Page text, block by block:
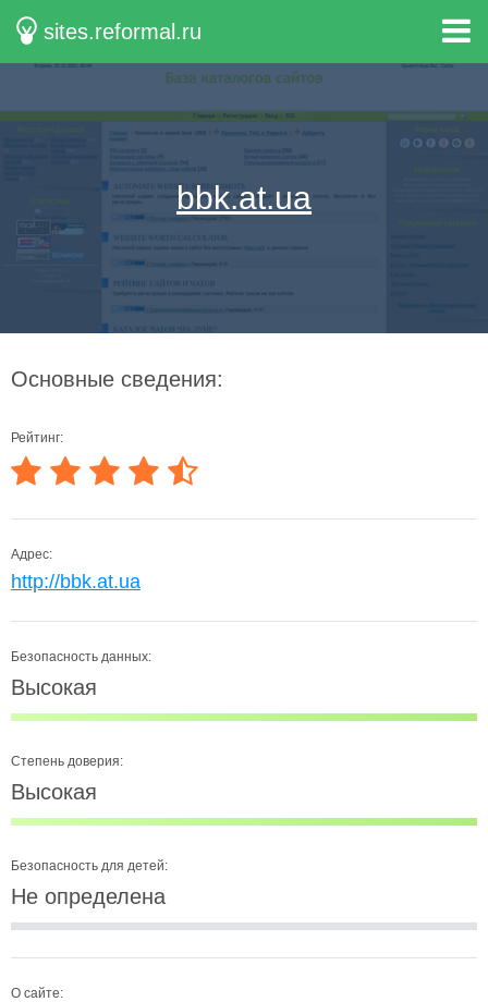
sites.reformal.ru
bbk.at.ua
Основные сведения:
Рейтинг:
Адрес:
http://bbk.at.ua
Безопасность данных:
Высокая
Степень доверия:
Высокая
Безопасность для детей:
Не определена
О сайте: